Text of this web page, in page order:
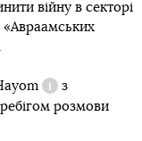
війну в секторі
«Авраамських
Довідка
з
розмови